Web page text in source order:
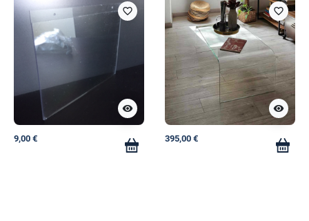
visibility
favorite_border
9,00 €
visibility
favorite_border
395,00 €